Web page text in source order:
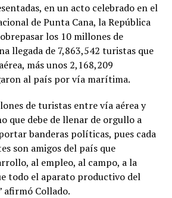
en un acto celebrado en el
de Punta Cana, la República
los 10 millones de
llegada de 7,863,542 turistas que
más unos 2,168,209
al país por vía marítima.
de turistas entre vía aérea y
que debe de llenar de orgullo a
banderas políticas, pues cada
son amigos del país que
al empleo, al campo, a la
todo el aparato productivo del
afirmó Collado.